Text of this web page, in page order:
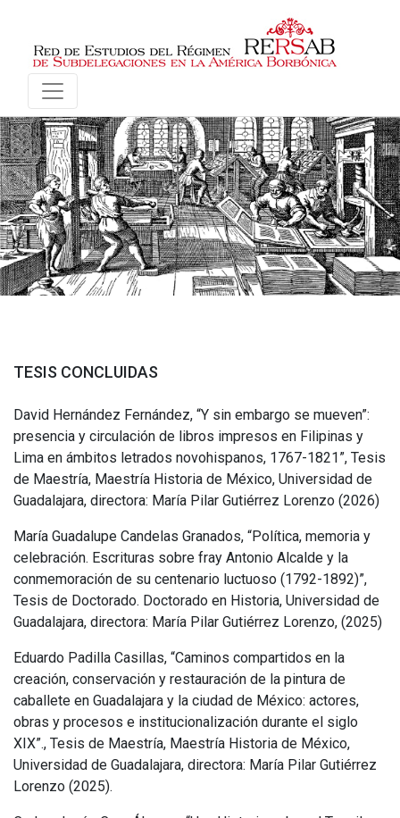
TESIS CONCLUIDAS
David Hernández Fernández, “Y sin embargo se mueven”:
presencia y circulación de libros impresos en Filipinas y
Lima en ámbitos letrados novohispanos, 1767-1821”, Tesis
de Maestría, Maestría Historia de México, Universidad de
Guadalajara, directora: María Pilar Gutiérrez Lorenzo (2026)
María Guadalupe Candelas Granados, “Política, memoria y
celebración. Escrituras sobre fray Antonio Alcalde y la
conmemoración de su centenario luctuoso (1792-1892)”,
Tesis de Doctorado. Doctorado en Historia, Universidad de
Guadalajara, directora: María Pilar Gutiérrez Lorenzo, (2025)
Eduardo Padilla Casillas, “Caminos compartidos en la
creación, conservación y restauración de la pintura de
caballete en Guadalajara y la ciudad de México: actores,
obras y procesos e institucionalización durante el siglo
XIX”., Tesis de Maestría, Maestría Historia de México,
Universidad de Guadalajara, directora: María Pilar Gutiérrez
Lorenzo (2025).